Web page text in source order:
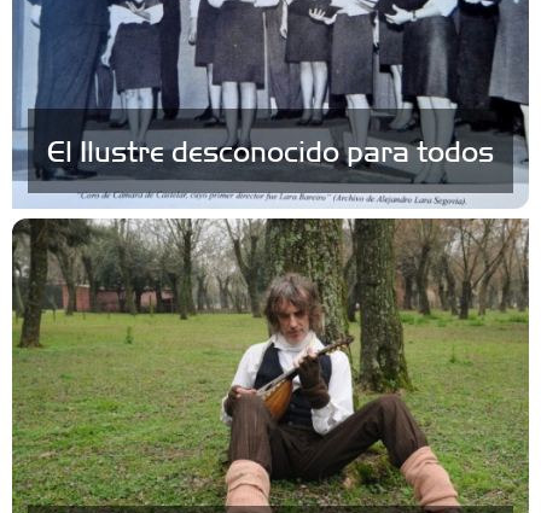
El Ilustre desconocido para todos